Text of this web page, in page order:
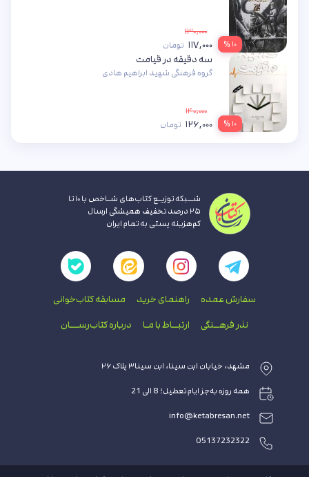
۱۰ %
۱۳۰,۰۰۰
۱۱۷,۰۰۰ تومان
۱۰ %
سه دقیقه در قیامت
گروه فرهنگی شهید ابراهیم هادی
۱۴۰,۰۰۰
۱۲۶,۰۰۰ تومان
شــبکه توزیـع کتاب‌های شـاخص با ۱۰ تا
۲۵ درصد تخفیف همیشگی ارسال
کم‌هزینه پستی به تمام ایران
سفارش عمده راهنمای‌ خرید مسابقه کتاب‌خوانی
نذر فرهــنگی ارتبــاط با‌ مـا درباره کتاب‌رســـان
مشهد، خیابان ابن سینا، ابن سینا۳ پلاک ۲۶
همه روزه به‌جز ایام تعطیل؛ 8 الی 21
info@ketabresan.net
05137232322